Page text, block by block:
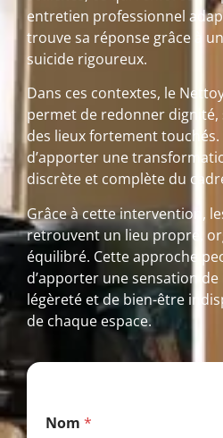
entretien professionnel
trouve sa réponse grâce à
suicide rigoureux.
Dans ces contextes, le
permet de redonner dignité,
des lieux fortement
d’apporter une
discrète et complète du
Grâce à cette intervention,
retrouvent un lieu propre,
équilibré. Cette approche
d’apporter une sensation
légèreté et de bien-être
de chaque espace.
C
Nom *